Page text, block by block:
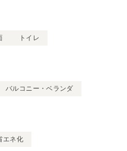
トイレ
バルコニー・ベランダ
エネ化